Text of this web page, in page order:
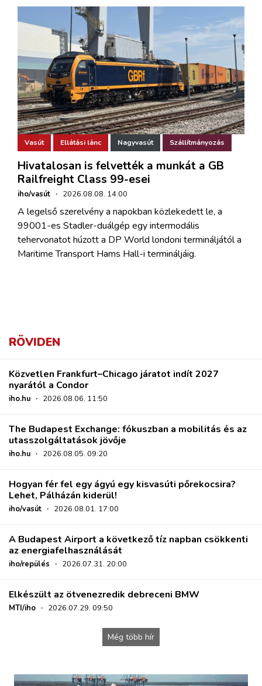
Vasút Ellátási lánc Nagyvasút Szállítmányozás
Hivatalosan is felvették a munkát a GB
Railfreight Class 99-esei
iho/vasút · 2026.08.08. 14:00
A legelső szerelvény a napokban közlekedett le, a
99001-es Stadler-duálgép egy intermodális
tehervonatot húzott a DP World londoni termináljától a
Maritime Transport Hams Hall-i termináljáig.
RÖVIDEN
Közvetlen Frankfurt–Chicago járatot indít 2027
nyarától a Condor
iho.hu · 2026.08.06. 11:50
The Budapest Exchange: fókuszban a mobilitás és az
utasszolgáltatások jövője
iho.hu · 2026.08.05. 09:20
Hogyan fér fel egy ágyú egy kisvasúti pőrekocsira?
Lehet, Pálházán kiderül!
iho/vasút · 2026.08.01. 17:00
A Budapest Airport a következő tíz napban csökkenti
az energiafelhasználását
iho/repülés · 2026.07.31. 20:00
Elkészült az ötvenezredik debreceni BMW
MTI/iho · 2026.07.29. 09:50
Még több hír